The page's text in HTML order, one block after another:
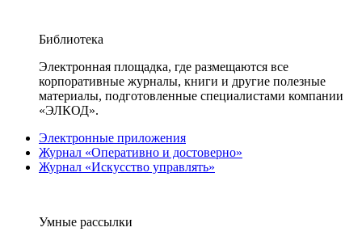
Библиотека
Электронная площадка, где размещаются все
корпоративные журналы, книги и другие полезные
материалы, подготовленные специалистами компании
«ЭЛКОД».
Электронные приложения
Журнал «Оперативно и достоверно»
Журнал «Искусство управлять»
Умные рассылки